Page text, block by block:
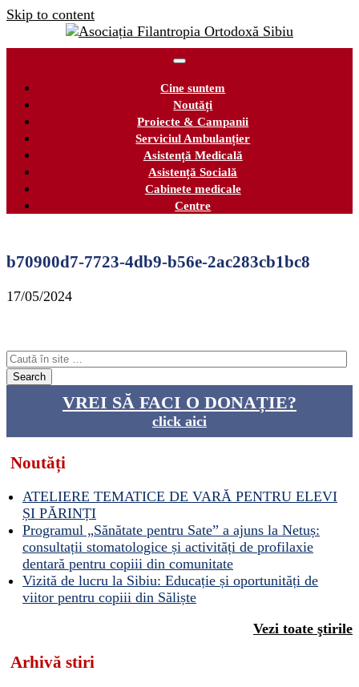
Skip to content
Cine suntem
Noutăți
Proiecte & Campanii
Serviciul Ambulanțier
Asistență Medicală
Asistență Socială
Cabinete medicale
Centre
b70900d7-7723-4db9-b56e-2ac283cb1bc8
17/05/2024
VREI SĂ FACI O DONAȚIE?
click aici
Noutăți
ATELIERE TEMATICE DE VARĂ PENTRU ELEVI
ȘI PĂRINȚI
Programul „Sănătate pentru Sate” a ajuns la Netuș:
consultații stomatologice și activități de profilaxie
dentară pentru copiii din comunitate
Vizită de lucru la Sibiu: Educație și oportunități de
viitor pentru copiii din Săliște
Vezi toate ştirile
Arhivă stiri